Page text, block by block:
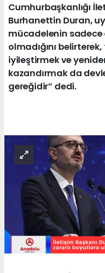
Cumhurbaşkanlığı
Burhanettin Duran,
mücadelenin sadece
olmadığını
iyileştirmek ve
kazandırmak da
gereğidir” dedi.